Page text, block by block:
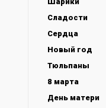
Сладости
Сердца
Новый год
Тюльпаны
8 марта
День матери